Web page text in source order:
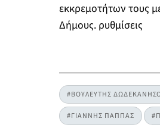
εκκρεμοτήτων τους
Δήμους. ρυθμίσεις
#ΒΟΥΛΕΥΤΗΣ
#ΓΙΑΝΝΗΣ ΠΑΠΠΑΣ